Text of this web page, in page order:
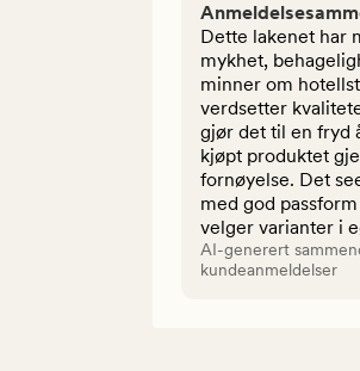
Dette lakenet har
mykhet,
minner om
verdsetter
gjør det til en fryd
kjøpt produktet
fornøyelse. Det
med god
velger varianter i
AI-generert
kundeanmeldelser